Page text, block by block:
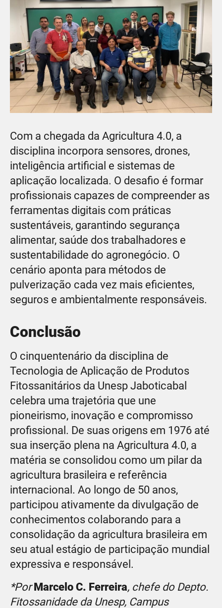
Com a chegada da Agricultura 4.0, a
disciplina incorpora sensores, drones,
inteligência artificial e sistemas de
aplicação localizada. O desafio é formar
profissionais capazes de compreender as
ferramentas digitais com práticas
sustentáveis, garantindo segurança
alimentar, saúde dos trabalhadores e
sustentabilidade do agronegócio. O
cenário aponta para métodos de
pulverização cada vez mais eficientes,
seguros e ambientalmente responsáveis.
Conclusão
O cinquentenário da disciplina de
Tecnologia de Aplicação de Produtos
Fitossanitários da Unesp Jaboticabal
celebra uma trajetória que une
pioneirismo, inovação e compromisso
profissional. De suas origens em 1976 até
sua inserção plena na Agricultura 4.0, a
matéria se consolidou como um pilar da
agricultura brasileira e referência
internacional. Ao longo de 50 anos,
participou ativamente da divulgação de
conhecimentos colaborando para a
consolidação da agricultura brasileira em
seu atual estágio de participação mundial
expressiva e responsável.
*PorMarcelo C. Ferreira, chefe do Depto.
Fitossanidade da Unesp, Campus